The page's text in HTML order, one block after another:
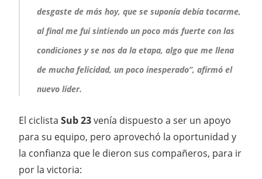
desgaste de más hoy, que se suponía debía tocarme,
al final me fui sintiendo un poco más fuerte con las
condiciones y se nos da la etapa, algo que me llena
de mucha felicidad, un poco inesperado”, afirmó el
nuevo líder.
El ciclista Sub 23venía dispuesto a ser un apoyo
para su equipo, pero aprovechó la oportunidad y
la confianza que le dieron sus compañeros, para ir
por la victoria: